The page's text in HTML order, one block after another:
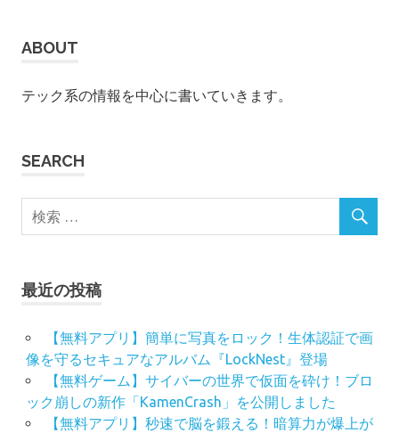
ABOUT
テック系の情報を中心に書いていきます。
SEARCH
最近の投稿
【無料アプリ】簡単に写真をロック！生体認証で画
像を守るセキュアなアルバム『LockNest』登場
【無料ゲーム】サイバーの世界で仮面を砕け！ブロ
ック崩しの新作「KamenCrash」を公開しました
【無料アプリ】秒速で脳を鍛える！暗算力が爆上が